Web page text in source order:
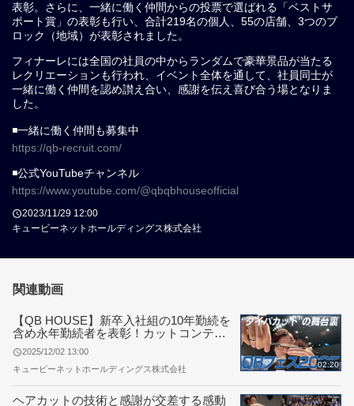
表彰。さらに、一緒に働く仲間からの投票で選ばれる「ベストサ
ポート賞」の表彰も行い、合計219名の個人、55の店舗、3つのブ
ロック（地域）が表彰されました。
フィナーレには全国の社員の中からランダムで豪華景品が当たる
レクリエーションも行われ、イベント全体を通して、社員同士が
一緒に働く仲間を認め讃え合い、感謝を伝え喜び合う場となりま
した。
◾️一緒に働く仲間も募集中
https://qb-recruit.com/
◾️公式YouTubeチャンネル
https://www.youtube.com/@qbqbhouseofficial
2023/11/29 12:00
キュービーネットホールディングス株式会社
関連動画
02:20
【QB HOUSE】新卒入社組の10年勤続を
含め永年勤続者を表彰！カットコンテス
トはカナダも初参戦「QBフェス2025」
2025/12/02 13:00
キュービーネットホールディングス株式会社
ヘアカットの技術と感謝が交差する感動